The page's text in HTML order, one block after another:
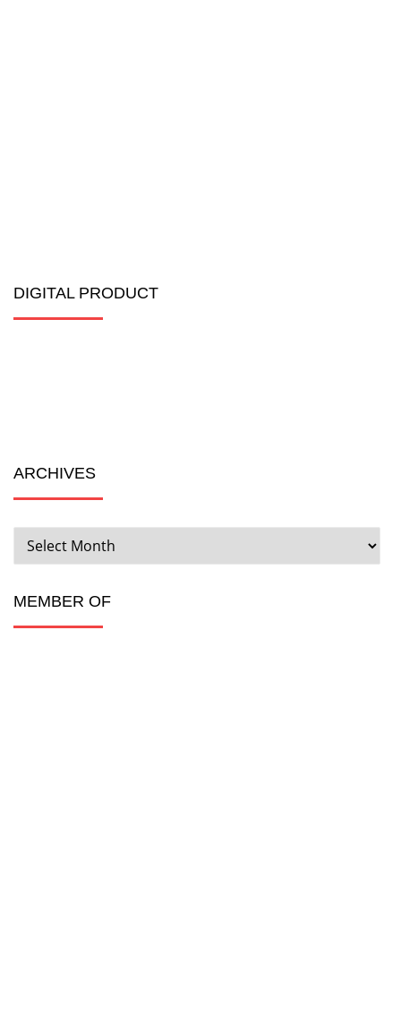
DIGITAL PRODUCT
ARCHIVES
ARCHIVES
MEMBER OF